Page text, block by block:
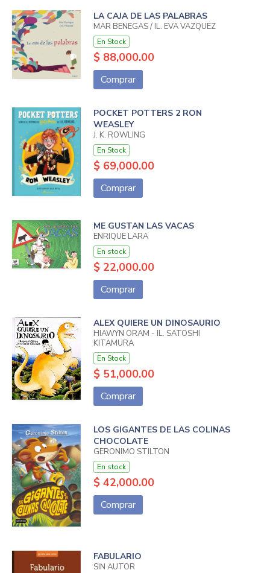
LA CAJA DE LAS PALABRAS
MAR BENEGAS / IL. EVA VAZQUEZ
En Stock
$ 88,000.00
Comprar
POCKET POTTERS 2 RON
WEASLEY
J. K. ROWLING
En Stock
$ 69,000.00
Comprar
ME GUSTAN LAS VACAS
ENRIQUE LARA
En stock
$ 22,000.00
Comprar
ALEX QUIERE UN DINOSAURIO
HIAWYN ORAM - IL. SATOSHI
KITAMURA
En Stock
$ 51,000.00
Comprar
LOS GIGANTES DE LAS COLINAS
CHOCOLATE
GERONIMO STILTON
En stock
$ 42,000.00
Comprar
FABULARIO
SIN AUTOR